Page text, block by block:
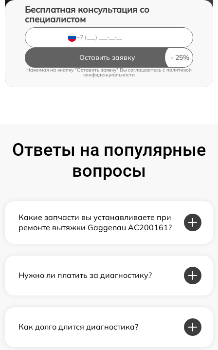
Бесплатная консультация со
специалистом
Оставить заявку
Нажимая на кнопку "Оставить заявку" Вы соглашаетесь cполитикой
конфиденциальности
Ответы на популярные
вопросы
Какие запчасти вы устанавливаете при
ремонте вытяжки Gaggenau AC200161?
Нужно ли платить за диагностику?
Как долго длится диагностика?